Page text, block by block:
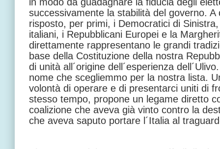
successivamente la stabilità del governo. A
risposto, per primi, i Democratici di
italiani, i Repubblicani Europei e la
direttamente rappresentano le grandi
base della Costituzione della nostra
di unità all´origine dell´esperienza
nome che scegliemmo per la nostra lista.
volontà di operare e di presentarci uniti di
stesso tempo, propone un legame diretto
coalizione che aveva già vinto contro la
che aveva saputo portare l´Italia al